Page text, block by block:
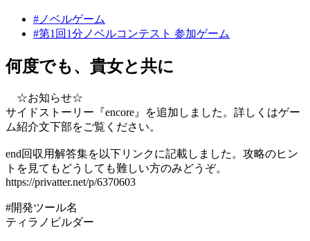
#ノベルゲーム
#第1回1分ノベルコンテスト 参加ゲーム
何度でも、貴女と共に
☆お知らせ☆
サイドストーリー『encore』を追加しました。詳しくはゲー
ム紹介文下部をご覧ください。
end回収用解答集を以下リンクに記載しました。攻略のヒン
トを見てもどうしても難しい方のみどうぞ。
https://privatter.net/p/6370603
#開発ツール名
ティラノビルダー